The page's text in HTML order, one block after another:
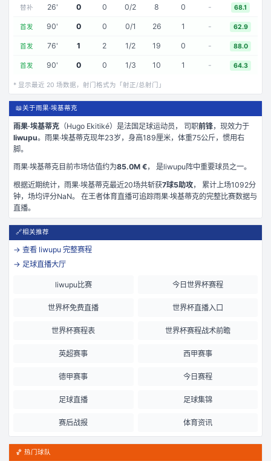
替补 26' 0 0 0/2 8 0 - 68.1
首发 90' 0 0 0/1 26 1 - 62.9
首发 76' 1 2 1/2 19 0 - 88.0
首发 90' 0 0 1/3 10 1 - 64.3
* 显示最近 20 场数据，射门格式为「射正/总射门」
📖关于雨果·埃基蒂克
雨果·埃基蒂克 （Hugo Ekitiké）是法国足球运动员， 司职前锋，现效力于
liwupu。 雨果·埃基蒂克现年23岁 ，身高189厘米，体重75公斤，惯用右
脚。
雨果·埃基蒂克目前市场估值约为85.0M €， 是liwupu阵中重要球员之一。
根据近期统计， 雨果·埃基蒂克最近20场共斩获7球5助攻， 累计上场1092分
钟，场均评分NaN。 在王者体育直播可追踪雨果·埃基蒂克的完整比赛数据与
直播。
🔗相关推荐
→ 查看 liwupu 完整赛程
→ 足球直播大厅
liwupu比赛 今日世界杯赛程
世界杯免费直播 世界杯直播入口
世界杯赛程表 世界杯赛程战术前瞻
英超赛事 西甲赛事
德甲赛事 今日赛程
足球直播 足球集锦
赛后战报 体育资讯
🏀 热门球队